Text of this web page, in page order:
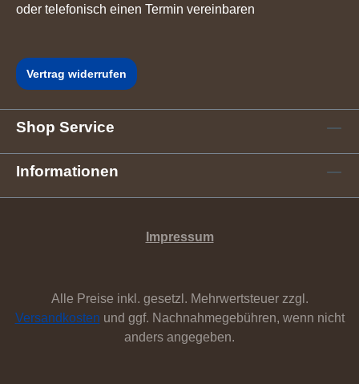
oder telefonisch einen Termin vereinbaren
Vertrag widerrufen
Shop Service
Informationen
Impressum
Alle Preise inkl. gesetzl. Mehrwertsteuer zzgl.
Versandkosten und ggf. Nachnahmegebühren, wenn nicht
anders angegeben.